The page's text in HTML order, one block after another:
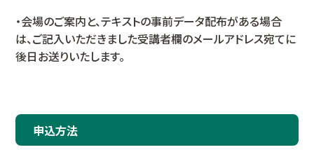
・会場のご案内と、テキストの事前データ配布がある場合
は、ご記入いただきました受講者欄のメールアドレス宛てに
後日お送りいたします。
申込方法